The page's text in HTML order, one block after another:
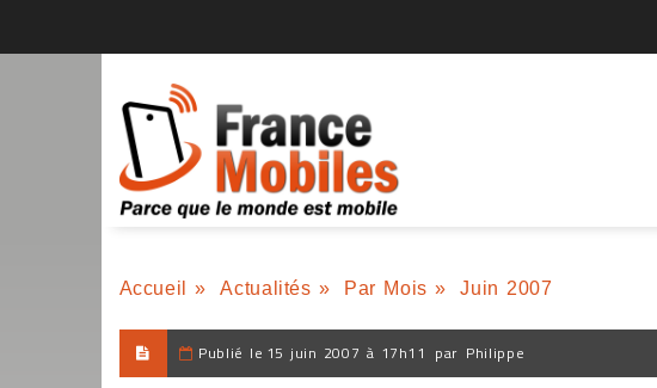
Accueil » Actualités » Par Mois » Juin 2007
Publié le 15 juin 2007 à 17h11 par Philippe